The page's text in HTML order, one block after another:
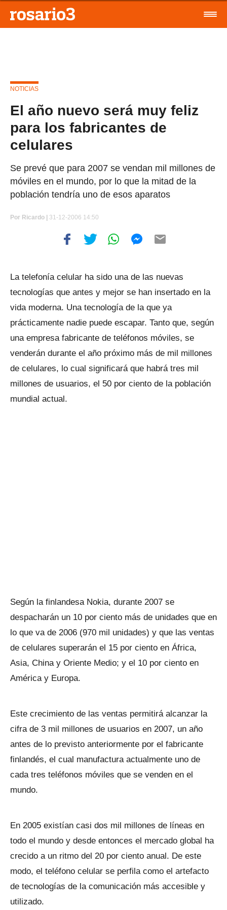
NOTICIAS
El año nuevo será muy feliz
para los fabricantes de
celulares
Se prevé que para 2007 se vendan mil millones de
móviles en el mundo, por lo que la mitad de la
población tendría uno de esos aparatos
Por Ricardo | 31-12-2006 14:50
La telefonía celular ha sido una de las nuevas
tecnologías que antes y mejor se han insertado en la
vida moderna. Una tecnología de la que ya
prácticamente nadie puede escapar. Tanto que, según
una empresa fabricante de teléfonos móviles, se
venderán durante el año próximo más de mil millones
de celulares, lo cual significará que habrá tres mil
millones de usuarios, el 50 por ciento de la población
mundial actual.
Según la finlandesa Nokia, durante 2007 se
despacharán un 10 por ciento más de unidades que en
lo que va de 2006 (970 mil unidades) y que las ventas
de celulares superarán el 15 por ciento en África,
Asia, China y Oriente Medio; y el 10 por ciento en
América y Europa.
Este crecimiento de las ventas permitirá alcanzar la
cifra de 3 mil millones de usuarios en 2007, un año
antes de lo previsto anteriormente por el fabricante
finlandés, el cual manufactura actualmente uno de
cada tres teléfonos móviles que se venden en el
mundo.
En 2005 existían casi dos mil millones de líneas en
todo el mundo y desde entonces el mercado global ha
crecido a un ritmo del 20 por ciento anual. De este
modo, el teléfono celular se perfila como el artefacto
de tecnologías de la comunicación más accesible y
utilizado.